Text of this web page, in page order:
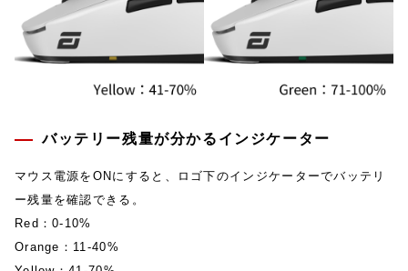
バッテリー残量が分かるインジケーター
マウス電源をONにすると、ロゴ下のインジケーターでバッテリ
ー残量を確認できる。
Red：0-10%
Orange：11-40%